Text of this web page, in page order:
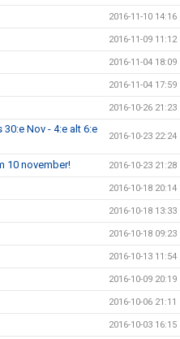
2016-11-10 14:16
2016-11-09 11:12
2016-11-04 18:09
2016-11-04 17:59
2016-10-26 21:23
30:e Nov - 4:e alt 6:e
2016-10-23 22:24
10 november! 2016-10-23 21:28
2016-10-18 20:14
2016-10-18 13:33
2016-10-18 09:23
2016-10-13 11:54
2016-10-09 20:19
2016-10-06 21:11
2016-10-03 16:15